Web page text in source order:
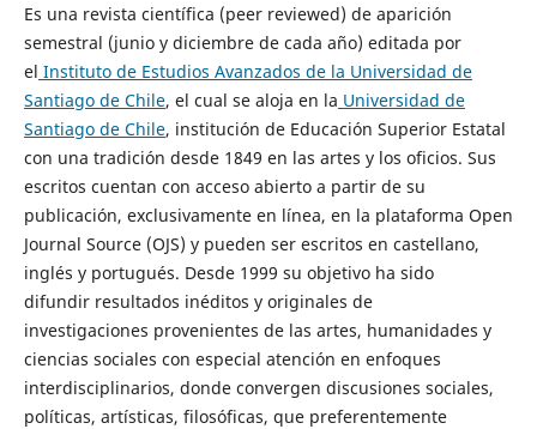
Es una revista científica (peer reviewed) de aparición
semestral (junio y diciembre de cada año) editada por
el Instituto de Estudios Avanzados de la Universidad de
Santiago de Chile, el cual se aloja en la Universidad de
Santiago de Chile, institución de Educación Superior Estatal
con una tradición desde 1849 en las artes y los oficios. Sus
escritos cuentan con acceso abierto a partir de su
publicación, exclusivamente en línea, en la plataforma Open
Journal Source (OJS) y pueden ser escritos en castellano,
inglés y portugués. Desde 1999 su objetivo ha sido
difundir resultados inéditos y originales de
investigaciones provenientes de las artes, humanidades y
ciencias sociales con especial atención en enfoques
interdisciplinarios, donde convergen discusiones sociales,
políticas, artísticas, filosóficas, que preferentemente